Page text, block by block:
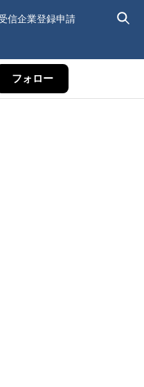
信企業登録申請
フォロー